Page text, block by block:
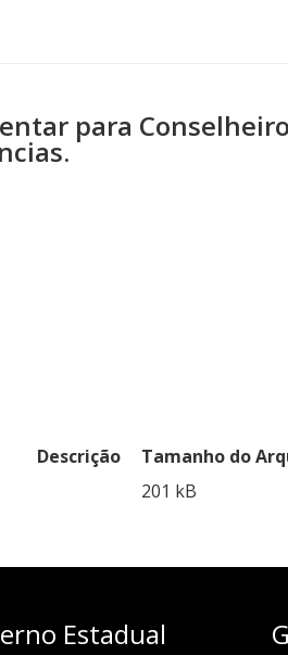
para
Descrição Tamanho do
201 kB
Estadual